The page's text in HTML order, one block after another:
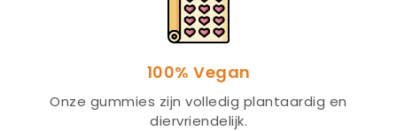
100% Vegan
Onze gummies zijn volledig plantaardig en
diervriendelijk.